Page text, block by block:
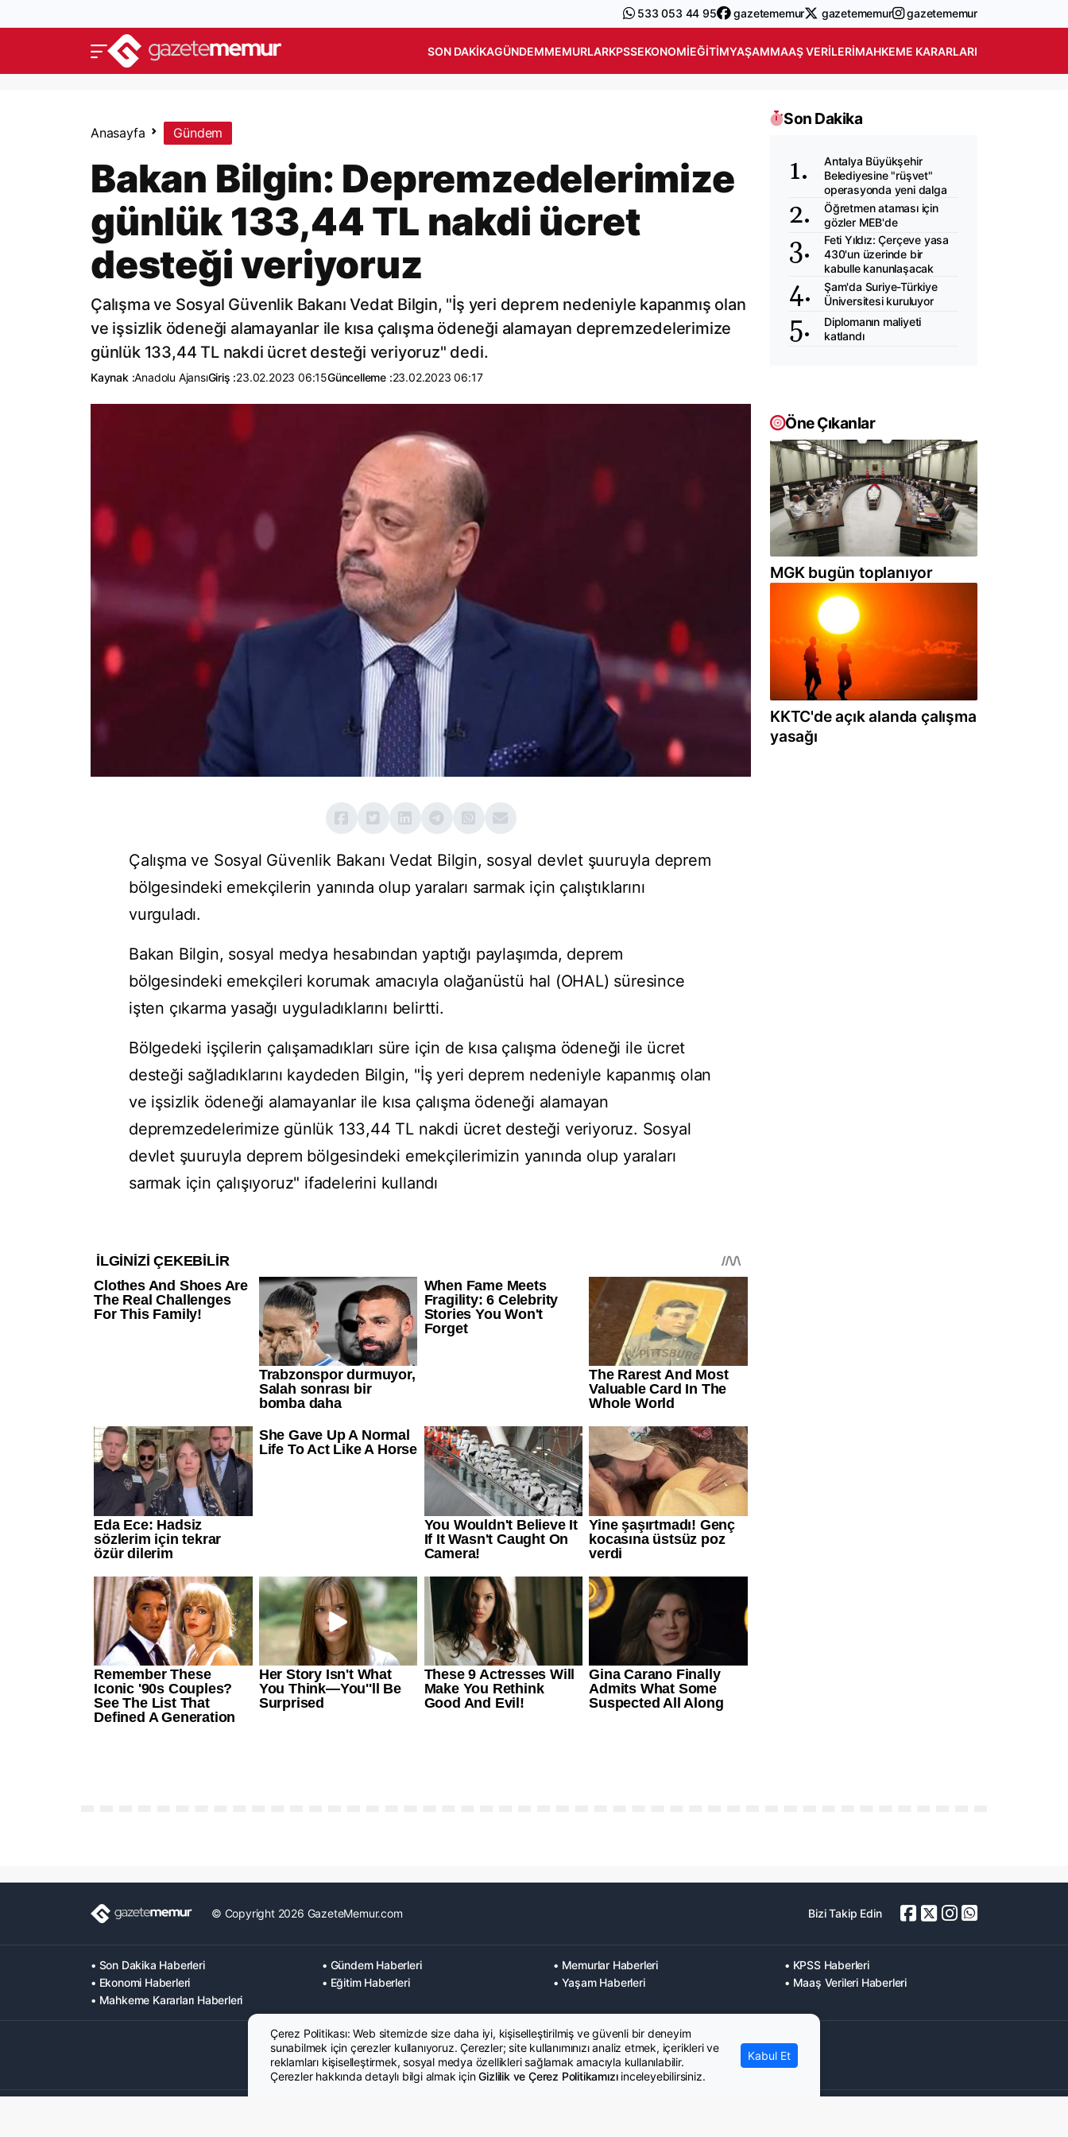
533 053 44 95 gazetememur gazetememur gazetememur
SON DAKIKAGÜNDEMMEMURLARKPSSEKONOMIEĞITIMYAŞAMMAAŞ VERILERIMAHKEME KARARLARI
Anasayfa Gündem
Bakan Bilgin: Depremzedelerimize
günlük 133,44 TL nakdi ücret
desteği veriyoruz
Çalışma ve Sosyal Güvenlik Bakanı Vedat Bilgin, "İş yeri deprem nedeniyle kapanmış olan
ve işsizlik ödeneği alamayanlar ile kısa çalışma ödeneği alamayan depremzedelerimize
günlük 133,44 TL nakdi ücret desteği veriyoruz" dedi.
Kaynak :Anadolu AjansıGiriş :23.02.2023 06:15Güncelleme :23.02.2023 06:17
Çalışma ve Sosyal Güvenlik Bakanı Vedat Bilgin, sosyal devlet şuuruyla deprem
bölgesindeki emekçilerin yanında olup yaraları sarmak için çalıştıklarını
vurguladı.
Bakan Bilgin, sosyal medya hesabından yaptığı paylaşımda, deprem
bölgesindeki emekçileri korumak amacıyla olağanüstü hal (OHAL) süresince
işten çıkarma yasağı uyguladıklarını belirtti.
Bölgedeki işçilerin çalışamadıkları süre için de kısa çalışma ödeneği ile ücret
desteği sağladıklarını kaydeden Bilgin, "İş yeri deprem nedeniyle kapanmış olan
ve işsizlik ödeneği alamayanlar ile kısa çalışma ödeneği alamayan
depremzedelerimize günlük 133,44 TL nakdi ücret desteği veriyoruz. Sosyal
devlet şuuruyla deprem bölgesindeki emekçilerimizin yanında olup yaraları
sarmak için çalışıyoruz" ifadelerini kullandı
Son Dakika
Antalya Büyükşehir
Belediyesine "rüşvet"
operasyonda yeni dalga
Öğretmen ataması için
gözler MEB'de
Feti Yıldız: Çerçeve yasa
430'un üzerinde bir
kabulle kanunlaşacak
Şam'da Suriye-Türkiye
Üniversitesi kuruluyor
Diplomanın maliyeti
katlandı
Öne Çıkanlar
MGK bugün toplanıyor
KKTC'de açık alanda çalışma
yasağı
© Copyright 2026 GazeteMemur.com Bizi Takip Edin
• Son Dakika Haberleri • Gündem Haberleri • Memurlar Haberleri
• KPSS Haberleri
• Ekonomi Haberleri
• Eğitim Haberleri • Yaşam Haberleri
• Maaş Verileri Haberleri
• Mahkeme Kararları Haberleri
Çerez Politikası: Web sitemizde size daha iyi, kişiselleştirilmiş ve güvenli bir deneyim
sunabilmek için çerezler kullanıyoruz. Çerezler; site kullanımınızı analiz etmek, içerikleri ve
reklamları kişiselleştirmek, sosyal medya özellikleri sağlamak amacıyla kullanılabilir.
Çerezler hakkında detaylı bilgi almak içinGizlilik ve Çerez Politikamızıinceleyebilirsiniz.
Kabul Et